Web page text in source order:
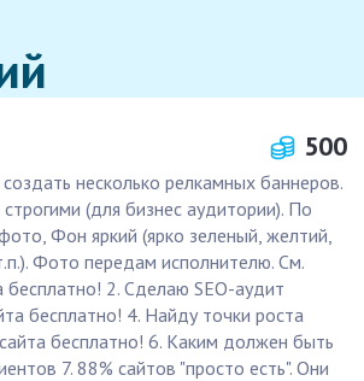
500
несколько релкамных баннеров.
(для бизнес аудитории). По
Фон яркий (ярко зеленый, желтий,
Фото передам исполнителю. См.
2. Сделаю SEO-аудит
бесплатно! 4. Найду точки роста
бесплатно! 6. Каким должен быть
7. 88% сайтов "просто есть". Они